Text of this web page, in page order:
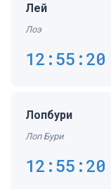
Лей
Лоэ
12:55:20
Лопбури
Лоп Бури
12:55:20